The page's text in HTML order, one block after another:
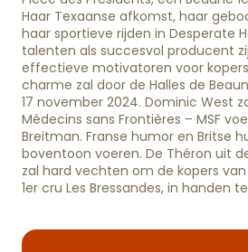
Haar Texaanse afkomst, haar
haar sportieve rijden in Desperate
talenten als succesvol producent
effectieve motivatoren voor
charme zal door de Halles de
17 november 2024. Dominic West
Médecins sans Frontières – MSF
Breitman. Franse humor en Britse
boventoon voeren. De Théron uit
zal hard vechten om de kopers
1er cru Les Bressandes, in handen